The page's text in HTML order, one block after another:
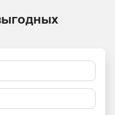
и
нагрузок